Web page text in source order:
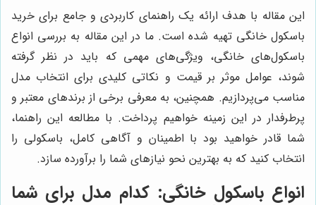
این مقاله با هدف ارائه یک راهنمای کاربردی و جامع برای خرید
باسکول خانگی تهیه شده است. ما در این مقاله به بررسی انواع
باسکول‌های خانگی، ویژگی‌های مهمی که باید در نظر گرفته
شوند، عوامل موثر بر قیمت و نکاتی کلیدی برای انتخاب مدل
مناسب می‌پردازیم. همچنین، به معرفی برخی از برندهای معتبر و
پرطرفدار در این زمینه خواهیم پرداخت. با مطالعه این راهنما،
شما قادر خواهید بود با اطمینان و آگاهی کامل، باسکولی را
انتخاب کنید که به بهترین نحو نیازهای شما را برآورده سازد.
انواع باسکول خانگی: کدام مدل برای شما